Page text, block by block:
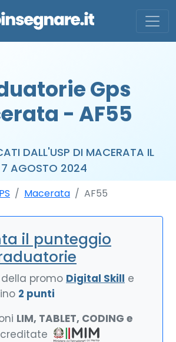
Gps
- AF55
DALL'USP DI MACERATA IL
7 AGOSTO 2024
Macerata AF55
il punteggio
promo Digital Skill e
2 punti
LIM, TABLET, CODING e